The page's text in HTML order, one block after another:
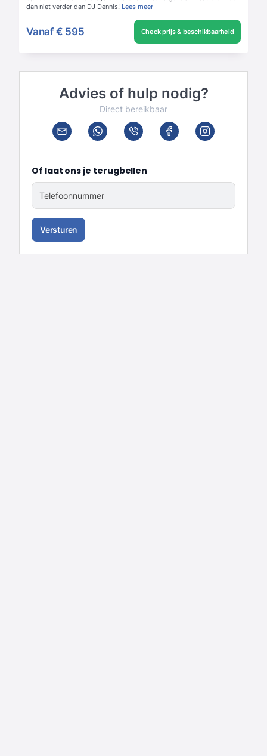
dan niet verder dan DJ Dennis! Lees meer
Vanaf € 595 Check prijs & beschikbaarheid
Advies of hulp nodig?
Direct bereikbaar
Of laat ons je terugbellen
Telefoonnummer
Versturen